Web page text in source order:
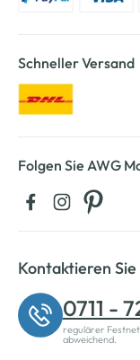
Schneller Versand
Folgen Sie AWG
Kontaktieren Sie
0711 -
regulärer
abweichend.